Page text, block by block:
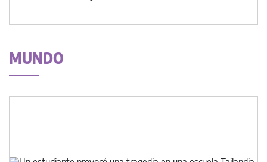
MUNDO